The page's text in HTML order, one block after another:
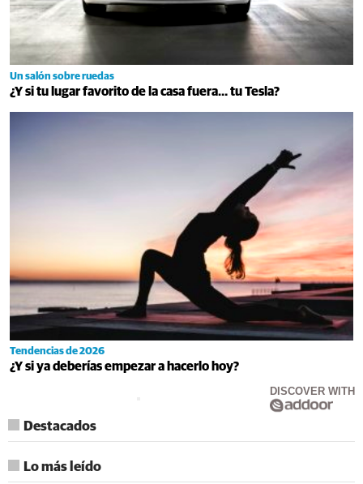
Un salón sobre ruedas
¿Y si tu lugar favorito de la casa fuera… tu Tesla?
Tendencias de 2026
¿Y si ya deberías empezar a hacerlo hoy?
DISCOVER WITH
Destacados
Lo más leído